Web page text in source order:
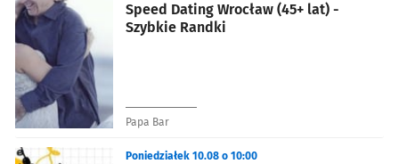
Speed Dating Wrocław (45+ lat) -
Szybkie Randki
Papa Bar
Poniedziałek 10.08 o 10:00